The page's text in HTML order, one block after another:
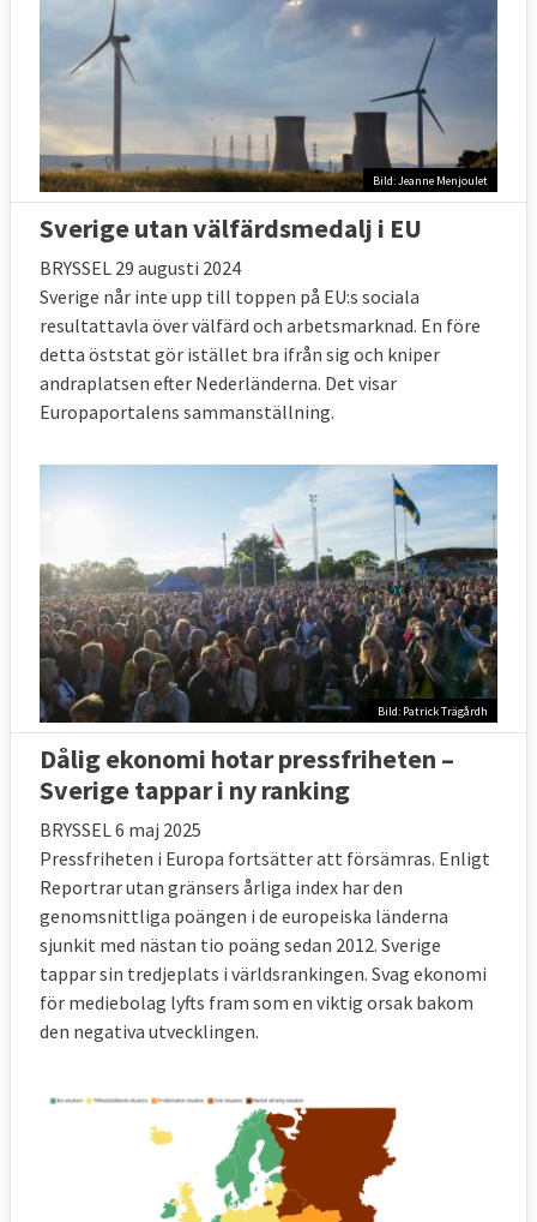
Bild: Jeanne Menjoulet
Sverige utan välfärdsmedalj i EU
BRYSSEL 29 augusti 2024
Sverige når inte upp till toppen på EU:s sociala
resultattavla över välfärd och arbetsmarknad. En före
detta öststat gör istället bra ifrån sig och kniper
andraplatsen efter Nederländerna. Det visar
Europaportalens sammanställning.
Bild: Patrick Trägårdh
Dålig ekonomi hotar pressfriheten –
Sverige tappar i ny ranking
BRYSSEL 6 maj 2025
Pressfriheten i Europa fortsätter att försämras. Enligt
Reportrar utan gränsers årliga index har den
genomsnittliga poängen i de europeiska länderna
sjunkit med nästan tio poäng sedan 2012. Sverige
tappar sin tredjeplats i världsrankingen. Svag ekonomi
för mediebolag lyfts fram som en viktig orsak bakom
den negativa utvecklingen.